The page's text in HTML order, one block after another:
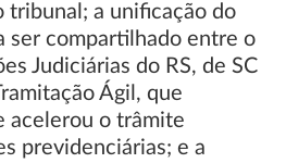
tribunal; a unificação do
ser compartilhado entre o
Judiciárias do RS, de SC
Ágil, que
acelerou o trâmite
previdenciárias; e a